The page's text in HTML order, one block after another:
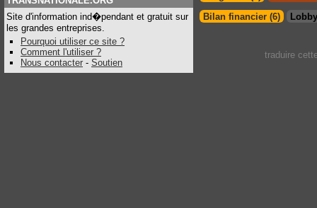
Site d'information ind�pendant et gratuit sur
les grandes entreprises.
Pourquoi utiliser ce site ?
Comment l'utiliser ?
Nous contacter - Soutien
Bilan financier (6)
traduire